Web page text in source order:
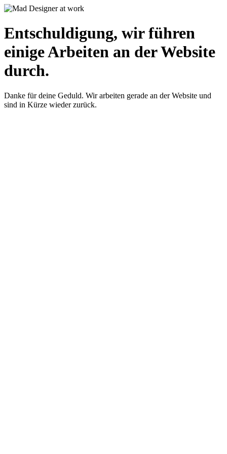
Entschuldigung, wir führen
einige Arbeiten an der Website
durch.
Danke für deine Geduld. Wir arbeiten gerade an der Website und
sind in Kürze wieder zurück.